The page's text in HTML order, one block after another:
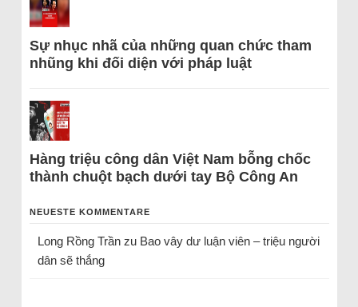
Sự nhục nhã của những quan chức tham
nhũng khi đối diện với pháp luật
Hàng triệu công dân Việt Nam bỗng chốc
thành chuột bạch dưới tay Bộ Công An
NEUESTE KOMMENTARE
Long Rồng Trầnzu Bao vây dư luận viên – triệu người
dân sẽ thắng